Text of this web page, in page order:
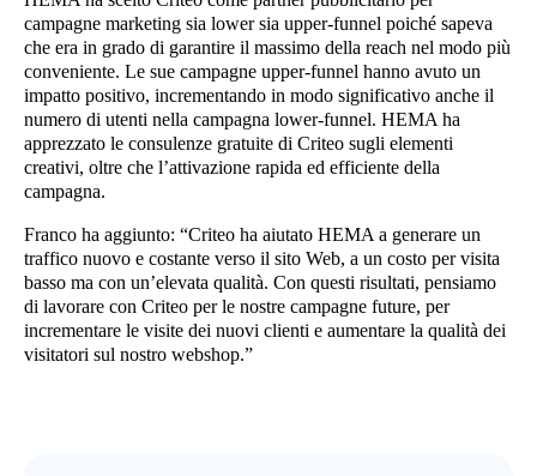
campagne marketing sia lower sia upper-funnel poiché sapeva
che era in grado di garantire il massimo della reach nel modo più
conveniente. Le sue campagne upper-funnel hanno avuto un
impatto positivo, incrementando in modo significativo anche il
numero di utenti nella campagna lower-funnel. HEMA ha
apprezzato le consulenze gratuite di Criteo sugli elementi
creativi, oltre che l’attivazione rapida ed efficiente della
campagna.
Franco ha aggiunto: “Criteo ha aiutato HEMA a generare un
traffico nuovo e costante verso il sito Web, a un costo per visita
basso ma con un’elevata qualità. Con questi risultati, pensiamo
di lavorare con Criteo per le nostre campagne future, per
incrementare le visite dei nuovi clienti e aumentare la qualità dei
visitatori sul nostro webshop.”